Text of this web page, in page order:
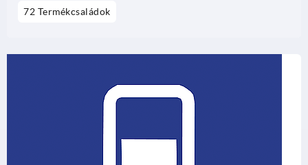
72 Termékcsaládok